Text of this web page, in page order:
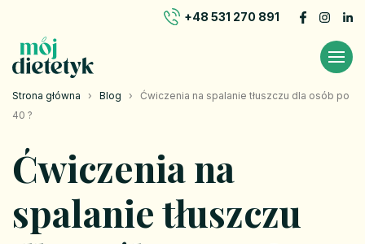
+48 531 270 891
Strona główna › Blog › Ćwiczenia na spalanie tłuszczu dla osób po
40 ?
Ćwiczenia na
spalanie tłuszczu